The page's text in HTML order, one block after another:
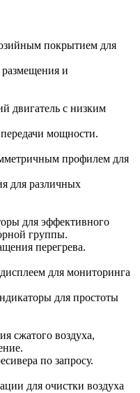
покрытием для
и
двигатель с низким
мощности.
профилем для
для различных
для эффективного
группы.
перегрева.
для мониторинга
для простоты
сжатого воздуха,
по запросу.
для очистки воздуха